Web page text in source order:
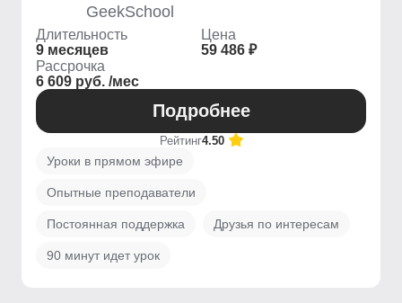
GeekSchool
Длительность
9 месяцев
Цена
59 486 ₽
Рассрочка
6 609 руб. /мес
Подробнее
Рейтинг4.50
Уроки в прямом эфире
Опытные преподаватели
Постоянная поддержка Друзья по интересам
90 минут идет урок